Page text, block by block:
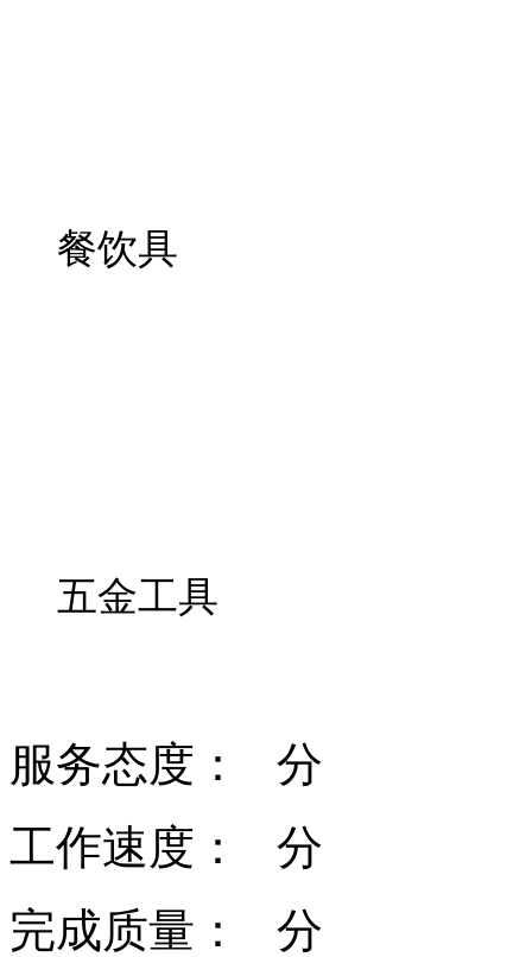
餐饮具
五金工具
服务态度：
分
工作速度：
分
完成质量：
分